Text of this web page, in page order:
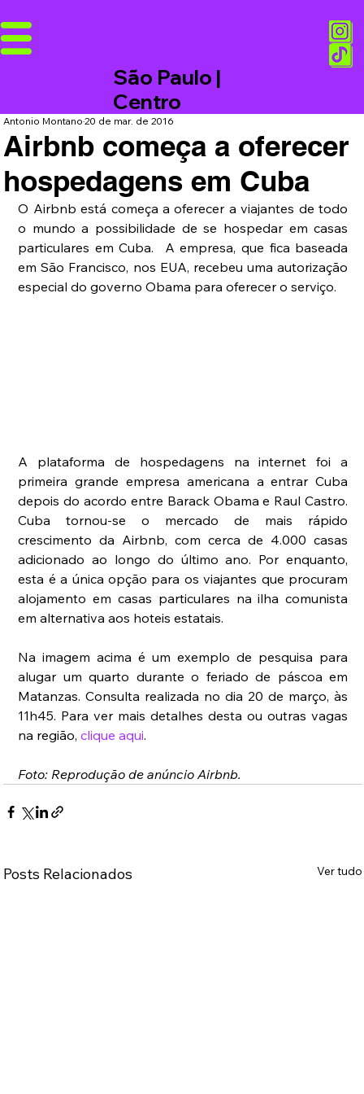
São Paulo |
Centro
Airbnb começa a oferecer
hospedagens em Cuba
Antonio Montano20 de mar. de 2016
O Airbnb está começa a oferecer a viajantes de todo
o mundo a possibilidade de se hospedar em casas
particulares em Cuba.  A empresa, que fica baseada
em São Francisco, nos EUA, recebeu uma autorização
especial do governo Obama para oferecer o serviço.
A plataforma de hospedagens na internet foi a
primeira grande empresa americana a entrar Cuba
depois do acordo entre Barack Obama e Raul Castro.
Cuba tornou-se o mercado de mais rápido
crescimento da Airbnb, com cerca de 4.000 casas
adicionado ao longo do último ano. Por enquanto,
esta é a única opção para os viajantes que procuram
alojamento em casas particulares na ilha comunista
em alternativa aos hoteis estatais.
Na imagem acima é um exemplo de pesquisa para
alugar um quarto durante o feriado de páscoa em
Matanzas. Consulta realizada no dia 20 de março, às
11h45. Para ver mais detalhes desta ou outras vagas
na região, clique aqui.
Foto: Reprodução de anúncio Airbnb.
Posts Relacionados Ver tudo